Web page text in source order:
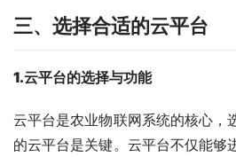
三、 选择合适的云平台
1.云平台的选择与功能
云平台是农业物联网系统的核心，
的云平台是关键。云平台不仅能够